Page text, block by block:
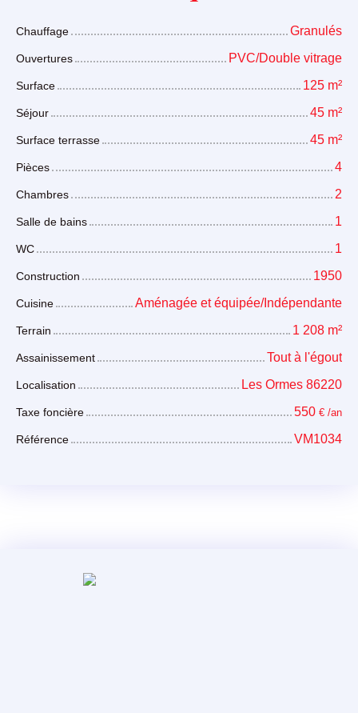
Chauffage Granulés
Ouvertures PVC/Double vitrage
Surface 125 m²
Séjour 45 m²
Surface terrasse 45 m²
Pièces 4
Chambres 2
Salle de bains 1
WC 1
Construction 1950
Cuisine Aménagée et équipée/Indépendante
Terrain 1 208 m²
Assainissement Tout à l'égout
Localisation Les Ormes 86220
Taxe foncière 550 € /an
Référence VM1034